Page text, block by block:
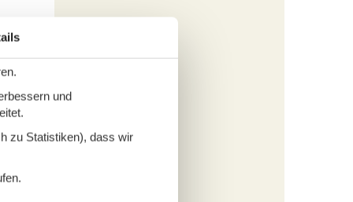
und
zu Statistiken), dass wir